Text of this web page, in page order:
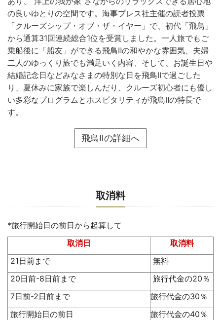
の良いゆとりの空間です。海事プレス社主催の読者投票
「クルーズシップ・オブ・ザ・イヤー」で、初代「飛鳥」
から通算31回連続総合1位を受賞しました。一人旅でもご
乗船後に「船友」ができる飛鳥Ⅱの和やかな雰囲気、夫婦
二人のゆっくり旅でも満足いく内容、そして、お誕生日や
結婚記念日などみなさまの特別な日を飛鳥IIで過ごした
り、夏休みに家族で楽しんだり、クルーズ初心者にも優し
い多彩なプログラムとホスピタリティが飛鳥Ⅱの特長で
す。
飛鳥Ⅱの詳細へ
取消料
*旅行開始日の前日から起算して
取消日
取消料
21日前まで
無料
20日前-8日前まで
旅行代金の20％
7日前-2日前まで
旅行代金の30％
旅行開始日の前日
旅行代金の40％